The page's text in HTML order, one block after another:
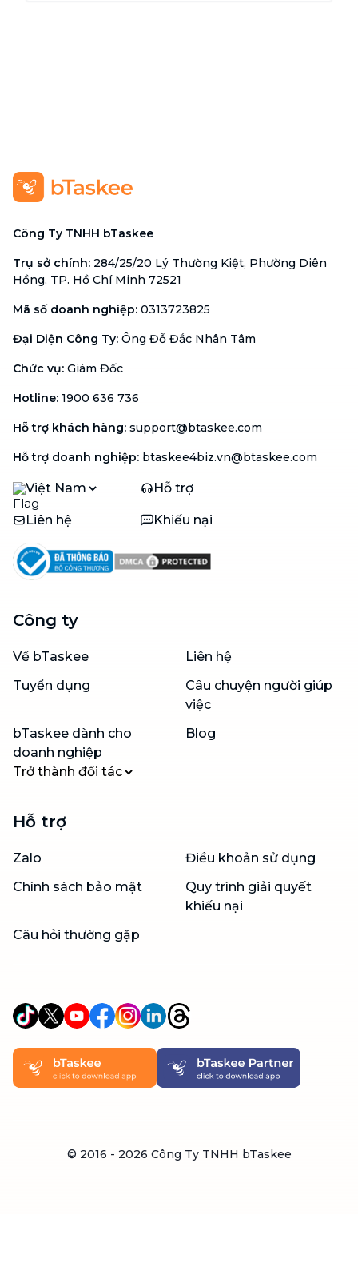
Công Ty TNHH bTaskee
Trụ sở chính: 284/25/20 Lý Thường Kiệt, Phường Diên
Hồng, TP. Hồ Chí Minh 72521
Mã số doanh nghiệp: 0313723825
Đại Diện Công Ty: Ông Đỗ Đắc Nhân Tâm
Chức vụ: Giám Đốc
Hotline: 1900 636 736
Hỗ trợ khách hàng: support@btaskee.com
Hỗ trợ doanh nghiệp: btaskee4biz.vn@btaskee.com
Việt Nam Hỗ trợ
Liên hệ Khiếu nại
Công ty
Về bTaskee
Liên hệ
Tuyển dụng
Câu chuyện người giúp
việc
bTaskee dành cho
doanh nghiệp
Blog
Trở thành đối tác
Hỗ trợ
Zalo
Điều khoản sử dụng
Chính sách bảo mật
Quy trình giải quyết
khiếu nại
Câu hỏi thường gặp
© 2016 - 2026 Công Ty TNHH bTaskee